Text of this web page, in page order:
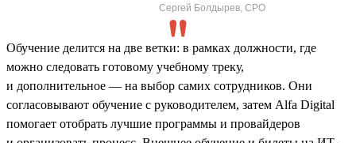
Сергей Болдырев, СРО
Обучение делится на две ветки: в рамках должности, где
можно следовать готовому учебному треку,
и дополнительное — на выбор самих сотрудников. Они
согласовывают обучение с руководителем, затем Alfa Digital
помогает отобрать лучшие программы и провайдеров